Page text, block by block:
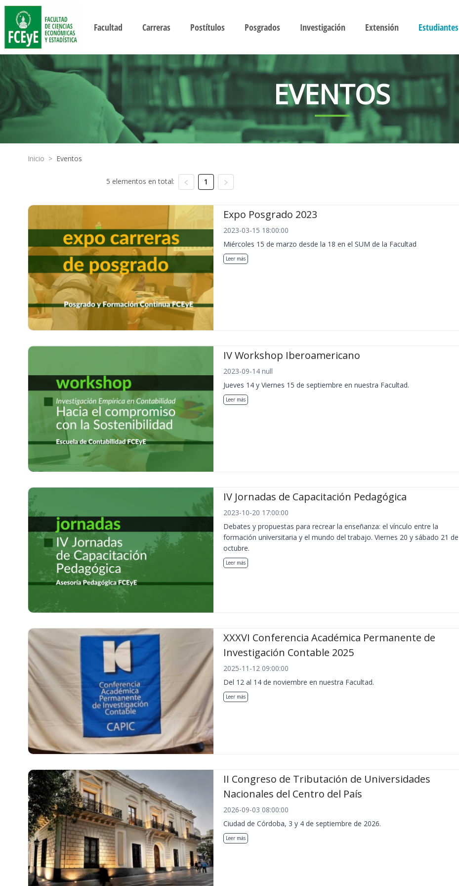
Facultad Carreras Postítulos Posgrados Investigación Extensión Estudiantes
EVENTOS
Inicio > Eventos
5 elementos en total: 1
Expo Posgrado 2023
2023-03-15 18:00:00
Miércoles 15 de marzo desde la 18 en el SUM de la Facultad
Leer más
IV Workshop Iberoamericano
2023-09-14 null
Jueves 14 y Viernes 15 de septiembre en nuestra Facultad.
Leer más
IV Jornadas de Capacitación Pedagógica
2023-10-20 17:00:00
Debates y propuestas para recrear la enseñanza: el vínculo entre la
formación universitaria y el mundo del trabajo. Viernes 20 y sábado 21 de
octubre.
Leer más
XXXVI Conferencia Académica Permanente de
Investigación Contable 2025
2025-11-12 09:00:00
Del 12 al 14 de noviembre en nuestra Facultad.
Leer más
II Congreso de Tributación de Universidades
Nacionales del Centro del País
2026-09-03 08:00:00
Ciudad de Córdoba, 3 y 4 de septiembre de 2026.
Leer más